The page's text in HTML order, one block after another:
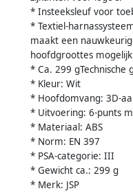
* Insteeksleuf voor
* Textiel-
maakt een
hoofdgroottes
* Ca. 299 gTechnische
* Kleur: Wit
* Hoofdomvang: 3D-
* Uitvoering: 6-punts
* Materiaal: ABS
* Norm: EN 397
* PSA-categorie: III
* Gewicht ca.: 299 g
* Merk: JSP